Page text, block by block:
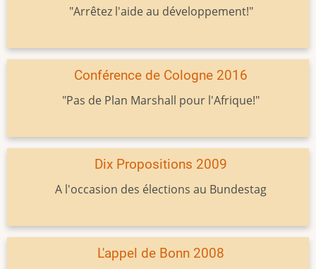
"Arrêtez l'aide au développement!"
Conférence de Cologne 2016
"Pas de Plan Marshall pour l'Afrique!"
Dix Propositions 2009
A l'occasion des élections au Bundestag
L'appel de Bonn 2008